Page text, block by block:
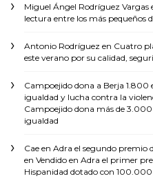
Miguel Ángel Rodríguez Vargas
lectura entre los más pequeños
Antonio Rodríguez en Cuatro
este verano por su calidad,
Campoejido dona a Berja 1.800
igualdad y lucha contra la
Campoejido dona más de
igualdad
Cae en Adra el segundo premio
en Vendido en Adra el primer
Hispanidad dotado con